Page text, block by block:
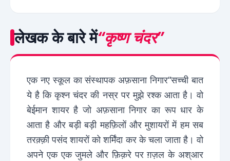
लेखक के बारे में“कृष्ण चंदर”
एक नए स्कूल का संस्थापक अफ़साना निगार“सच्ची बात
ये है कि कृश्न चंदर की नस्र पर मुझे रश्क आता है। वो
बेईमान शायर है जो अफ़साना निगार का रूप धार के
आता है और बड़ी बड़ी महफ़िलों और मुशायरों में हम सब
तरक़्क़ी पसंद शायरों को शर्मिंदा कर के चला जाता है। वो
अपने एक एक जुमले और फ़िक़रे पर ग़ज़ल के अश्आर